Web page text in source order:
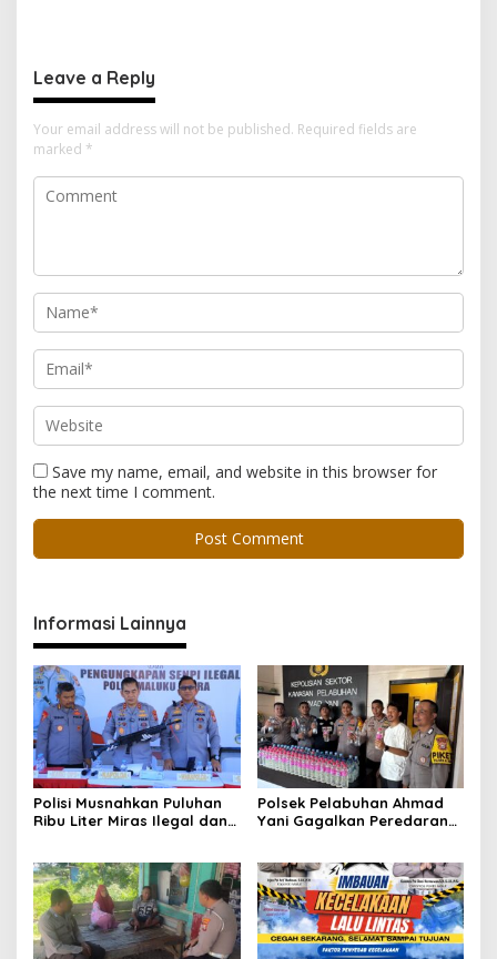
Leave a Reply
Your email address will not be published. Required fields are
marked *
Save my name, email, and website in this browser for
the next time I comment.
Informasi Lainnya
Polisi Musnahkan Puluhan
Ribu Liter Miras Ilegal dan
Lintas Negara
Polsek Pelabuhan Ahmad
Yani Gagalkan Peredaran
Kapal